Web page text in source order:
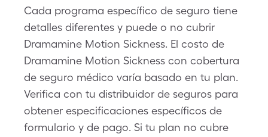
Cada programa específico de seguro tiene
detalles diferentes y puede o no cubrir
Dramamine Motion Sickness. El costo de
Dramamine Motion Sickness con cobertura
de seguro médico varía basado en tu plan.
Verifica con tu distribuidor de seguros para
obtener especificaciones específicos de
formulario y de pago. Si tu plan no cubre